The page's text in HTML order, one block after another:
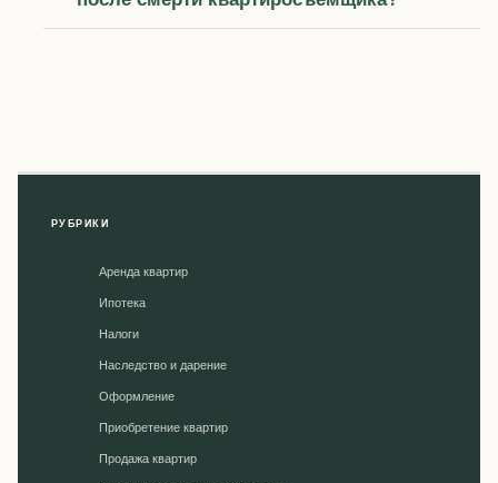
РУБРИКИ
Аренда квартир
Ипотека
Налоги
Наследство и дарение
Оформление
Приобретение квартир
Продажа квартир